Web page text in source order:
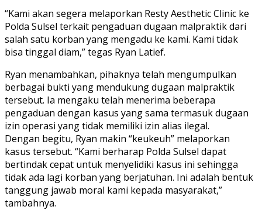
“Kami akan segera melaporkan Resty Aesthetic Clinic ke
Polda Sulsel terkait pengaduan dugaan malpraktik dari
salah satu korban yang mengadu ke kami. Kami tidak
bisa tinggal diam,” tegas Ryan Latief.
Ryan menambahkan, pihaknya telah mengumpulkan
berbagai bukti yang mendukung dugaan malpraktik
tersebut. Ia mengaku telah menerima beberapa
pengaduan dengan kasus yang sama termasuk dugaan
izin operasi yang tidak memiliki izin alias ilegal.
Dengan begitu, Ryan makin “keukeuh” melaporkan
kasus tersebut. “Kami berharap Polda Sulsel dapat
bertindak cepat untuk menyelidiki kasus ini sehingga
tidak ada lagi korban yang berjatuhan. Ini adalah bentuk
tanggung jawab moral kami kepada masyarakat,”
tambahnya.